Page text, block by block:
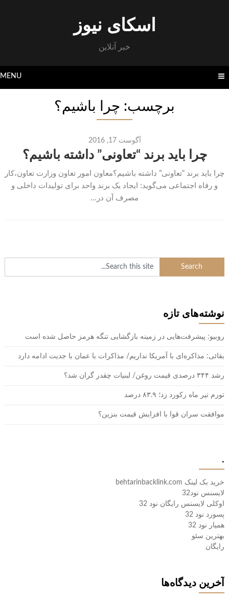
اسکای نیوز
خبر آنلاین
MENU
برچسب: چرا باشیم؟
آگوست 17, 2016
چرا باید برند “تعاونی” داشته باشیم؟
چرا باید برند “تعاونی” داشته باشیم؟معاون امور تعاون وزارت تعاون،کار
و رفاه اجتماعی می‌گوید: ایجاد یک برند واحد برای تولیدات داخلی و
مصرف آن در...
نوشته‌های تازه
روبیو: پیشرفت‌هایی در زمینه بازگشایی تنگه هرمز حاصل شده است
بقائی: مذاکره‌ای با آمریکا نداریم/ مذاکرات با عمان با جدیت ادامه دارد
رشد ۳۴۴ درصدی قیمت روغن/ لبنیات چقدر گران شد؟
تورم تیر ماه رکورد زد؛ ۸۳.۹ درصد
موافقت سران قوا با افزایش قیمت بنزین؟
.
خرید بک لینک behtarinbacklink.com
لایسنس نود32
اوکلی لایسنس رایگان نود 32
پسورد نود 32
همیار نود 32
بهترین سئو
رایگان
آخرین دیدگاه‌ها